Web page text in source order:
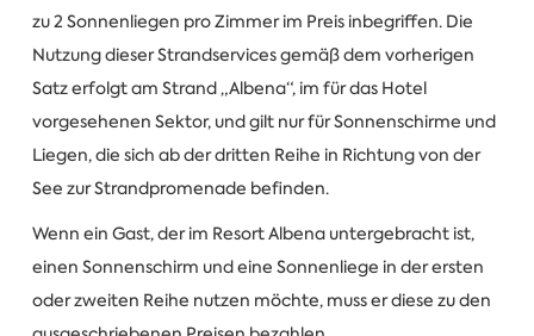
zu 2 Sonnenliegen pro Zimmer im Preis inbegriffen. Die
Nutzung dieser Strandservices gemäß dem vorherigen
Satz erfolgt am Strand „Albena“, im für das Hotel
vorgesehenen Sektor, und gilt nur für Sonnenschirme und
Liegen, die sich ab der dritten Reihe in Richtung von der
See zur Strandpromenade befinden.
Wenn ein Gast, der im Resort Albena untergebracht ist,
einen Sonnenschirm und eine Sonnenliege in der ersten
oder zweiten Reihe nutzen möchte, muss er diese zu den